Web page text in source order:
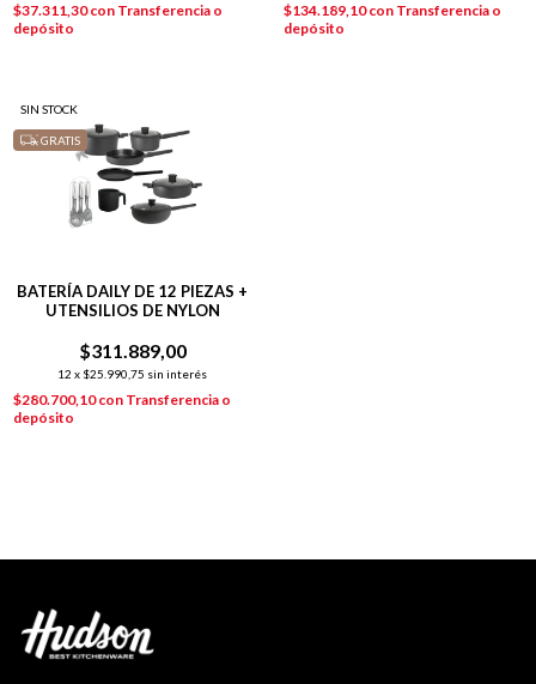
$37.311,30con Transferencia o
depósito
$134.189,10con Transferencia o
depósito
SIN STOCK
GRATIS
BATERÍA DAILY DE 12 PIEZAS +
UTENSILIOS DE NYLON
$311.889,00
12 x $25.990,75 sin interés
$280.700,10con Transferencia o
depósito